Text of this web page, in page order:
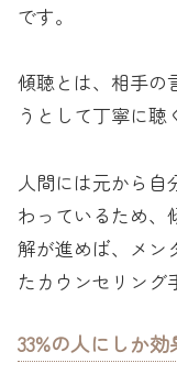
です。
傾聴とは、相手の
うとして丁寧に聴
人間には元から
わっているため、
解が進めば、メン
たカウンセリング
33%の人にしか